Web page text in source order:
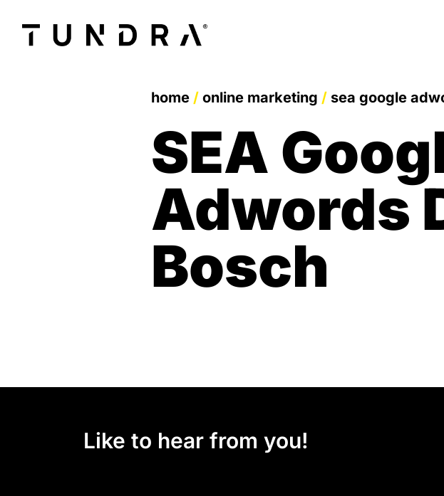
home / online marketing / sea google
SEA
Adwords
Bosch
Like to hear from you!